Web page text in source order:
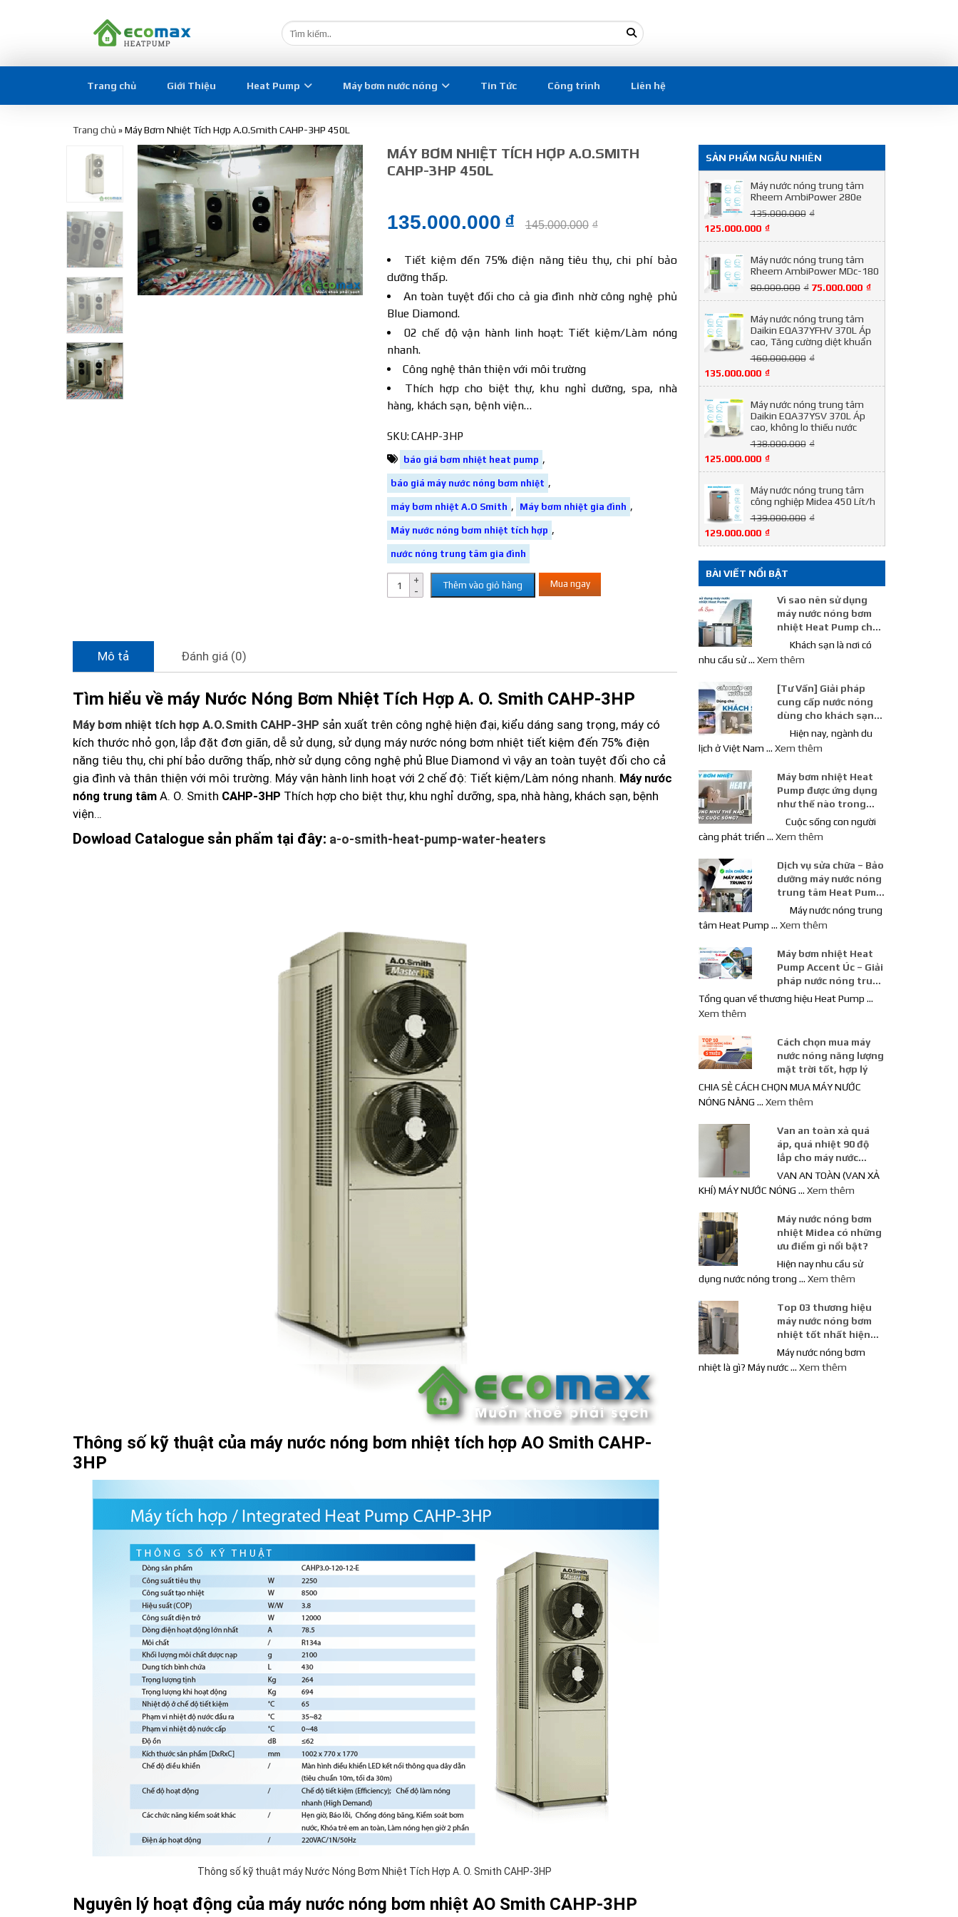
Trang chủ Giới Thiệu Heat Pump Máy bơm nước nóng Tin Tức Công trình Liên hệ
Trang chủ »Máy Bơm Nhiệt Tích Hợp A.O.Smith CAHP-3HP 450L
MÁY BƠM NHIỆT TÍCH HỢP A.O.SMITH
CAHP-3HP 450L
135.000.000 ₫ 145.000.000 ₫
Tiết kiệm đến 75% điện năng tiêu thụ, chi phí bảo
dưỡng thấp.
An toàn tuyệt đối cho cả gia đình nhờ công nghệ phủ
Blue Diamond.
02 chế độ vận hành linh hoạt: Tiết kiệm/Làm nóng
nhanh.
Công nghệ thân thiện với môi trường
Thích hợp cho biệt thự, khu nghỉ dưỡng, spa, nhà
hàng, khách sạn, bệnh viện…
SKU:CAHP-3HP
báo giá bơm nhiệt heat pump ,
báo giá máy nước nóng bơm nhiệt ,
máy bơm nhiệt A.O Smith , Máy bơm nhiệt gia đình ,
Máy nước nóng bơm nhiệt tích hợp ,
nước nóng trung tâm gia đình
Thêm vào giỏ hàng Mua ngay
Mô tả Đánh giá (0)
Tìm hiểu về máy Nước Nóng Bơm Nhiệt Tích Hợp A. O. Smith CAHP-3HP
Máy bơm nhiệt tích hợp A.O.Smith CAHP-3HP sản xuất trên công nghệ hiện đại, kiểu dáng sang trọng, máy có
kích thước nhỏ gọn, lắp đặt đơn giãn, dễ sử dụng, sử dụng máy nước nóng bơm nhiệt tiết kiệm đến 75% điện
năng tiêu thụ, chi phí bảo dưỡng thấp, nhờ sử dụng công nghệ phủ Blue Diamond vì vậy an toàn tuyệt đối cho cả
gia đình và thân thiện với môi trường. Máy vận hành linh hoạt với 2 chế độ: Tiết kiệm/Làm nóng nhanh. Máy nước
nóng trung tâm A. O. Smith CAHP-3HP Thích hợp cho biệt thự, khu nghỉ dưỡng, spa, nhà hàng, khách sạn, bệnh
viện…
Dowload Catalogue sản phẩm tại đây: a-o-smith-heat-pump-water-heaters
Thông số kỹ thuật của máy nước nóng bơm nhiệt tích hợp AO Smith CAHP-
3HP
Thông số kỹ thuật máy Nước Nóng Bơm Nhiệt Tích Hợp A. O. Smith CAHP-3HP
Nguyên lý hoạt động của máy nước nóng bơm nhiệt AO Smith CAHP-3HP
SẢN PHẨM NGẪU NHIÊN
Máy nước nóng trung tâm
Rheem AmbiPower 280e
135.000.000 ₫
125.000.000 ₫
Máy nước nóng trung tâm
Rheem AmbiPower MDc-180
80.000.000 ₫ 75.000.000 ₫
Máy nước nóng trung tâm
Daikin EQA37YFHV 370L Áp
cao, Tăng cường diệt khuẩn
160.000.000 ₫
135.000.000 ₫
Máy nước nóng trung tâm
Daikin EQA37YSV 370L Áp
cao, không lo thiếu nước
138.000.000 ₫
125.000.000 ₫
Máy nước nóng trung tâm
công nghiệp Midea 450 Lít/h
139.000.000 ₫
129.000.000 ₫
BÀI VIẾT NỔI BẬT
Vì sao nên sử dụng
máy nước nóng bơm
nhiệt Heat Pump cho
Khách Sạn
Khách sạn là nơi có
nhu cầu sử … Xem thêm
[Tư Vấn] Giải pháp
cung cấp nước nóng
dùng cho khách sạn
loại nào tốt nhất?
Hiện nay, ngành du
lịch ở Việt Nam … Xem thêm
Máy bơm nhiệt Heat
Pump được ứng dụng
như thế nào trong
cuộc sống con người
Cuộc sống con người
càng phát triển … Xem thêm
Dịch vụ sửa chữa – Bảo
dưỡng máy nước nóng
trung tâm Heat Pump
chuyên nghiệp
Máy nước nóng trung
tâm Heat Pump … Xem thêm
Máy bơm nhiệt Heat
Pump Accent Úc – Giải
pháp nước nóng trung
tâm công suất lớn
Tổng quan về thương hiệu Heat Pump …
Xem thêm
Cách chọn mua máy
nước nóng năng lượng
mặt trời tốt, hợp lý
CHIA SẺ CÁCH CHỌN MUA MÁY NƯỚC
NÓNG NĂNG … Xem thêm
Van an toàn xả quá
áp, quá nhiệt 90 độ
lắp cho máy nước
nóng năng lượng mặt
trời
VAN AN TOÀN (VAN XẢ
KHÍ) MÁY NƯỚC NÓNG … Xem thêm
Máy nước nóng bơm
nhiệt Midea có những
ưu điểm gì nổi bật?
Hiện nay nhu cầu sử
dụng nước nóng trong … Xem thêm
Top 03 thương hiệu
máy nước nóng bơm
nhiệt tốt nhất hiện
nay
Máy nước nóng bơm
nhiệt là gì? Máy nước … Xem thêm